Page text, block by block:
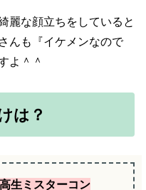
麗な顔立ちをしていると
んも『イケメンなので
よ＾＾
は？
高生ミスターコン